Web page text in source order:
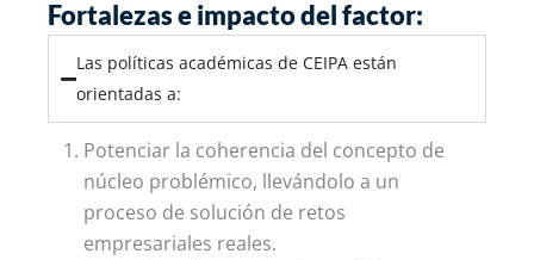
Fortalezas e impacto del factor:
Las políticas académicas de CEIPA están
orientadas a:
Potenciar la coherencia del concepto de
núcleo problémico, llevándolo a un
proceso de solución de retos
empresariales reales.